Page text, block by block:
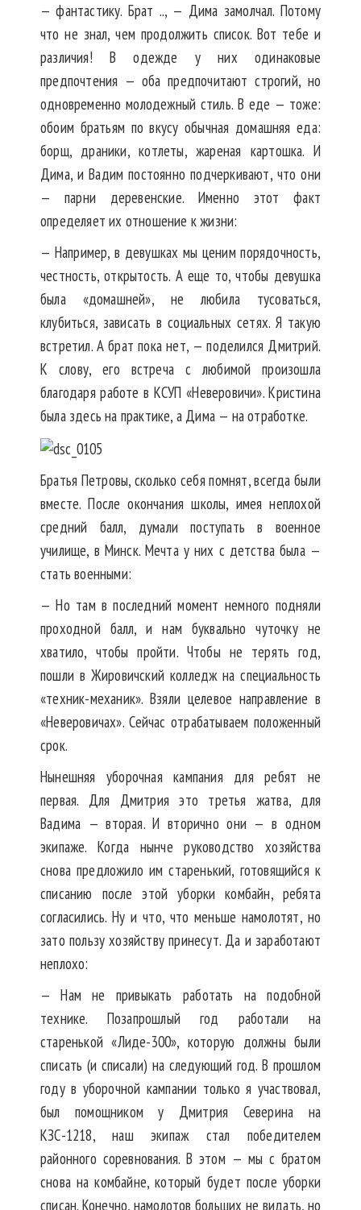
— фантастику. Брат .., — Дима замолчал. Потому
что не знал, чем продолжить список. Вот тебе и
различия! В одежде у них одинаковые
предпочтения — оба предпочитают строгий, но
одновременно молодежный стиль. В еде — тоже:
обоим братьям по вкусу обычная домашняя еда:
борщ, драники, котлеты, жареная картошка. И
Дима, и Вадим постоянно подчеркивают, что они
— парни деревенские. Именно этот факт
определяет их отношение к жизни:
— Например, в девушках мы ценим порядочность,
честность, открытость. А еще то, чтобы девушка
была «домашней», не любила тусоваться,
клубиться, зависать в социальных сетях. Я такую
встретил. А брат пока нет, — поделился Дмитрий.
К слову, его встреча с любимой произошла
благодаря работе в КСУП «Неверовичи». Кристина
была здесь на практике, а Дима — на отработке.
Братья Петровы, сколько себя помнят, всегда были
вместе. После окончания школы, имея неплохой
средний балл, думали поступать в военное
училище, в Минск. Мечта у них с детства была —
стать военными:
— Но там в последний момент немного подняли
проходной балл, и нам буквально чуточку не
хватило, чтобы пройти. Чтобы не терять год,
пошли в Жировичский колледж на специальность
«техник-механик». Взяли целевое направление в
«Неверовичах». Сейчас отрабатываем положенный
срок.
Нынешняя уборочная кампания для ребят не
первая. Для Дмитрия это третья жатва, для
Вадима — вторая. И вторично они — в одном
экипаже. Когда нынче руководство хозяйства
снова предложило им старенький, готовящийся к
списанию после этой уборки комбайн, ребята
согласились. Ну и что, что меньше намолотят, но
зато пользу хозяйству принесут. Да и заработают
неплохо:
— Нам не привыкать работать на подобной
технике. Позапрошлый год работали на
старенькой «Лиде-300», которую должны были
списать (и списали) на следующий год. В прошлом
году в уборочной кампании только я участвовал,
был помощником у Дмитрия Северина на
КЗС-1218, наш экипаж стал победителем
районного соревнования. В этом — мы с братом
снова на комбайне, который будет после уборки
списан. Конечно, намолотов больших не видать, но